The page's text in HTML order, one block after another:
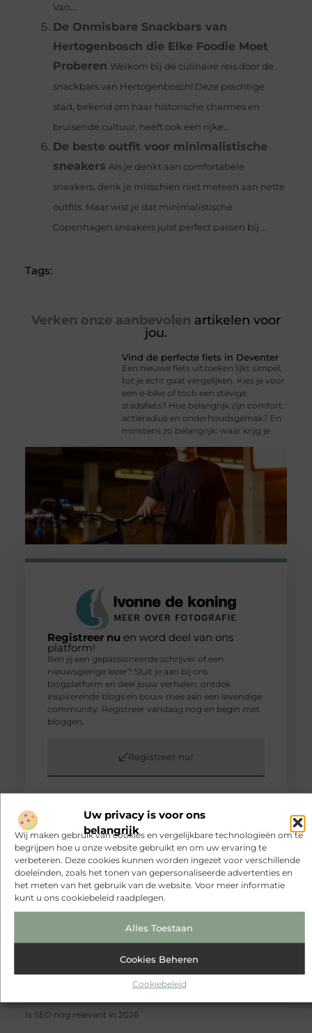
Uw privacy is voor ons
belangrijk
Wij maken gebruik van cookies en vergelijkbare technologieën om te
begrijpen hoe u onze website gebruikt en om uw ervaring te
verbeteren. Deze cookies kunnen worden ingezet voor verschillende
doeleinden, zoals het tonen van gepersonaliseerde advertenties en
het meten van het gebruik van de website. Voor meer informatie
kunt u ons cookiebeleid raadplegen.
Alles Toestaan
Cookies Beheren
Cookiebeleid
Van...
De Onmisbare Snackbars van
Hertogenbosch die Elke Foodie Moet
Proberen Welkom bij de culinaire reis door de
snackbars van Hertogenbosch! Deze prachtige
stad, bekend om haar historische charmes en
bruisende cultuur, heeft ook een rijke...
De beste outfit voor minimalistische
sneakers Als je denkt aan comfortabele
sneakers, denk je misschien niet meteen aan nette
outfits. Maar wist je dat minimalistische
Copenhagen sneakers juist perfect passen bij...
Tags:
Verken onze aanbevolen artikelen voor
jou.
Vind de perfecte fiets in Deventer
Een nieuwe fiets uitzoeken lijkt simpel,
tot je echt gaat vergelijken. Kies je voor
een e-bike of toch een stevige
stadsfiets? Hoe belangrijk zijn comfort,
actieradius en onderhoudsgemak? En
minstens zo belangrijk: waar krijg je
Winkelen
Arts / Photography
(86 )
Aanbiedingen
(70 )
Bedrijven
(20 )
Dienstverlening
(15 )
RECENTE BERICHTEN
Vind de perfecte fiets in Deventer
Duurzaamheid en nauwkeurigheid van Winmau Blade 6
Hoe herken je een betrouwbare slotenmaker in Baarn en
voorkom je onnodige kosten?
Strakke wanden met renovlies zonder stucstress
Is SEO nog relevant in 2026
Registreer nu en word deel van ons
platform!
Ben jij een gepassioneerde schrijver of een
nieuwsgierige lezer? Sluit je aan bij ons
blogplatform en deel jouw verhalen, ontdek
inspirerende blogs en bouw mee aan een levendige
community. Registreer vandaag nog en begin met
bloggen.
Registreer nu!